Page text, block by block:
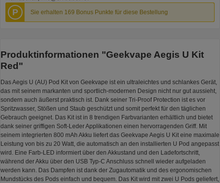
P Sie erhalten 169 Bonus Punkte für diese Bestellung
Produktinformationen "Geekvape Aegis U Kit
Red"
Das Aegis U (AU) Pod Kit von Geekvape ist ein ultraleichtes und schlankes Gerät,
das mit seinem markanten und sportlich-modernen Design nicht nur gut aussieht,
sondern auch äußerst praktisch ist. Dank seiner Tri-Proof Protection ist es vor
Spritzwasser, Stößen und Staub geschützt und somit perfekt für den täglichen
Gebrauch geeignet. Das Kit ist in 8 trendigen Farbvarianten erhältlich und bietet
dank seiner griffigen Soft-Leder Applikationen einen hervorragenden Griff. Mit
seinem integrierten 800 mAh Akku liefert das Geekvape Aegis U Kit eine maximale
Leistung von bis zu 20 Watt, die automatisch an den installierten U Pod angepasst
wird. Eine Farb-LED informiert über den Akkustand und den Ladefortschritt,
während der Akku über den USB Typ-C Anschluss schnell wieder aufgeladen
werden kann. Das Dampfen ist dank der Zugautomatik und des ergonomischen
Mundstücks des Pods einfach und bequem. Das Kit wird mit zwei U Pods geliefert,